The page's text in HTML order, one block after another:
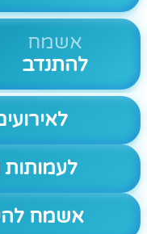
אשמח
להתנדב
לעמותות
אשמח